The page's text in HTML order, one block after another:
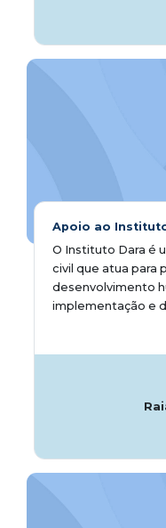
Apoio ao
O Instituto Dara é
civil que atua para
desenvolvimento
implementação e